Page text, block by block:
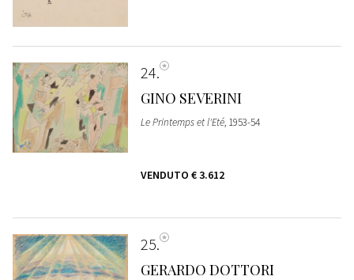
24
GINO SEVERINI
Le Printemps et l'Eté, 1953-54
VENDUTO € 3.612
25
GERARDO DOTTORI